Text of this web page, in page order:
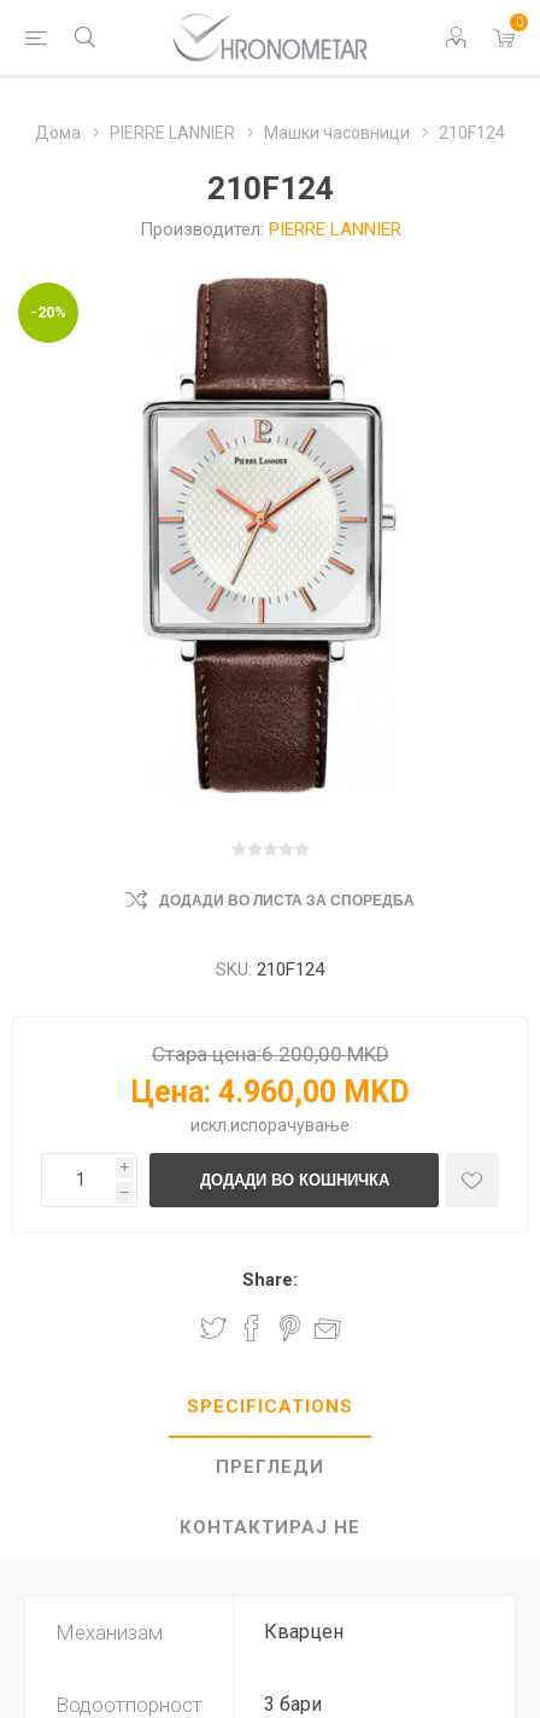
0
Дома PIERRE LANNIER Машки часовници 210F124
210F124
Производител: PIERRE LANNIER
-20%
ДОДАДИ ВО ЛИСТА ЗА СПОРЕДБА
SKU: 210F124
Стара цена:6.200,00 MKD
Цена: 4.960,00 MKD
искл. испорачување
i
h
Share:
SPECIFICATIONS
ПРЕГЛЕДИ
КОНТАКТИРАЈ НЕ
Механизам Кварцен
Водоотпорност 3 бари